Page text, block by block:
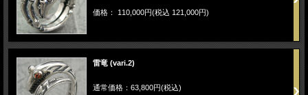
価格： 110,000円(税込 121,000円)
雷竜 (vari.2)
通常価格：63,800円(税込)